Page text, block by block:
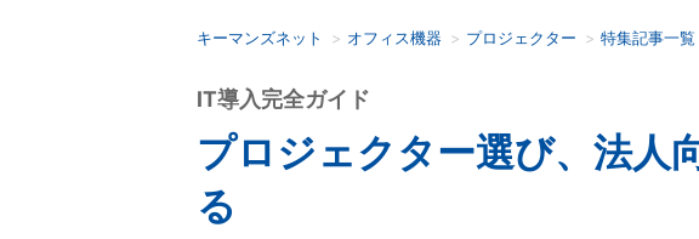
検索語を入力してください
キーマンズネット オフィス機器 プロジェクター 特集記事一覧
プロジェクター選び、法人
る
IT導入完全ガイド